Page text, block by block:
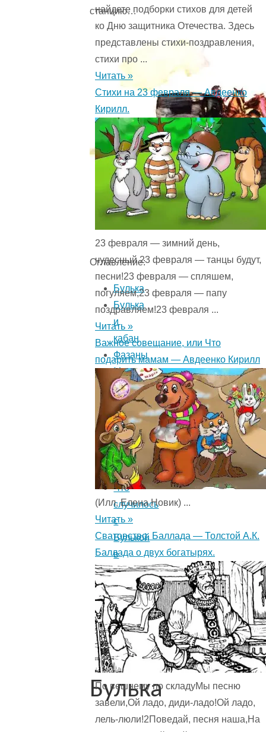
станцию…
Оглавление:
Булька
Булька
и
кабан
Фазаны
Мильтон
и
Булька
Черепаха
Булька
и
волк
Что
случилось
с
Булькой
в
Пятигорске
Конец
Бульки
и
Мильтона
Булька
найдете подборки стихов для детей
ко Дню защитника Отечества. Здесь
представлены стихи-поздравления,
стихи про ...
Читать »
Стихи на 23 февраля — Авдеенко
Кирилл.
23 февраля — зимний день,
чудесный,23 февраля — танцы будут,
песни!23 февраля — спляшем,
погуляем,23 февраля — папу
поздравляем!23 февраля ...
Читать »
Важное совещание, или Что
подарить мамам — Авдеенко Кирилл
(Илл. Елена Новик) ...
Читать »
Сватовство. Баллада — Толстой А.К.
Баллада о двух богатырях.
По вешнему по складуМы песню
завели,Ой ладо, диди-ладо!Ой ладо,
лель-люли!2Поведай, песня наша,На